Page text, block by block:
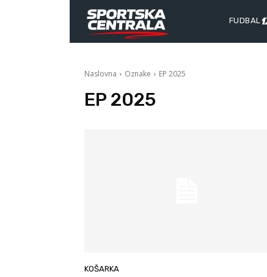
FUDBAL
Naslovna Oznake EP 2025
EP 2025
KOŠARKA